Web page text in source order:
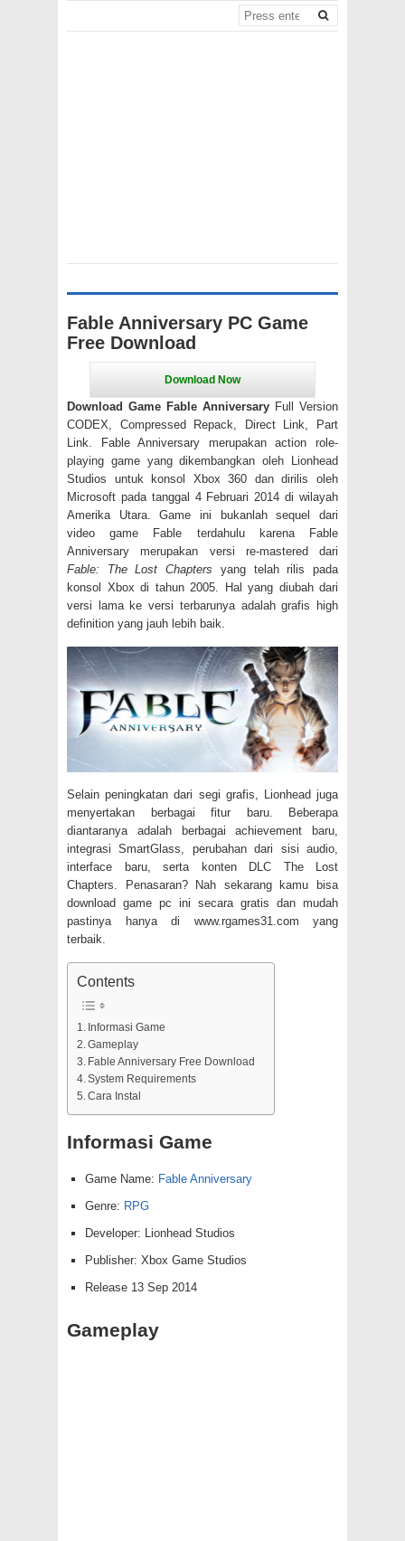
Fable Anniversary PC Game
Free Download
Download Game Fable Anniversary Full Version
CODEX, Compressed Repack, Direct Link, Part
Link. Fable Anniversary merupakan action role-
playing game yang dikembangkan oleh Lionhead
Studios untuk konsol Xbox 360 dan dirilis oleh
Microsoft pada tanggal 4 Februari 2014 di wilayah
Amerika Utara. Game ini bukanlah sequel dari
video game Fable terdahulu karena Fable
Anniversary merupakan versi re-mastered dari
Fable: The Lost Chapters yang telah rilis pada
konsol Xbox di tahun 2005. Hal yang diubah dari
versi lama ke versi terbarunya adalah grafis high
definition yang jauh lebih baik.
Selain peningkatan dari segi grafis, Lionhead juga
menyertakan berbagai fitur baru. Beberapa
diantaranya adalah berbagai achievement baru,
integrasi SmartGlass, perubahan dari sisi audio,
interface baru, serta konten DLC The Lost
Chapters. Penasaran? Nah sekarang kamu bisa
download game pc ini secara gratis dan mudah
pastinya hanya di www.rgames31.com yang
terbaik.
Contents
Informasi Game
Gameplay
Fable Anniversary Free Download
System Requirements
Cara Instal
Informasi Game
Game Name: Fable Anniversary
Genre: RPG
Developer: Lionhead Studios
Publisher: Xbox Game Studios
Release 13 Sep 2014
Gameplay